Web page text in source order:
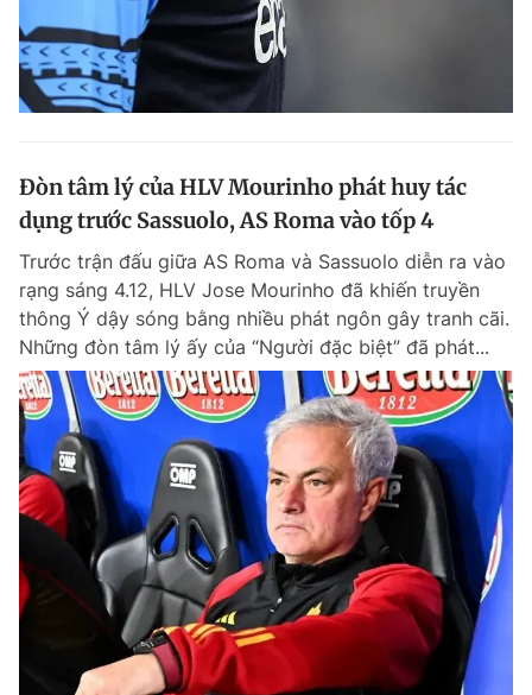
Đòn tâm lý của HLV Mourinho phát huy tác
dụng trước Sassuolo, AS Roma vào tốp 4
Trước trận đấu giữa AS Roma và Sassuolo diễn ra vào
rạng sáng 4.12, HLV Jose Mourinho đã khiến truyền
thông Ý dậy sóng bằng nhiều phát ngôn gây tranh cãi.
Những đòn tâm lý ấy của “Người đặc biệt” đã phát...